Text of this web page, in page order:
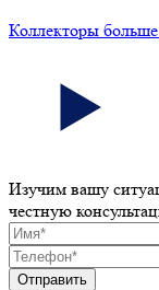
Коллекторы
Изучим вашу
честную
Отправить